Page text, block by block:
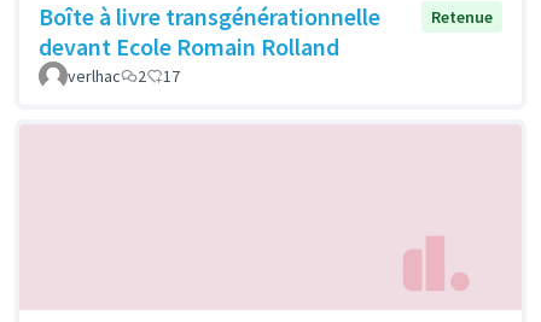
Boîte à livre transgénérationnelle
devant Ecole Romain Rolland
Retenue
verlhac 2 17